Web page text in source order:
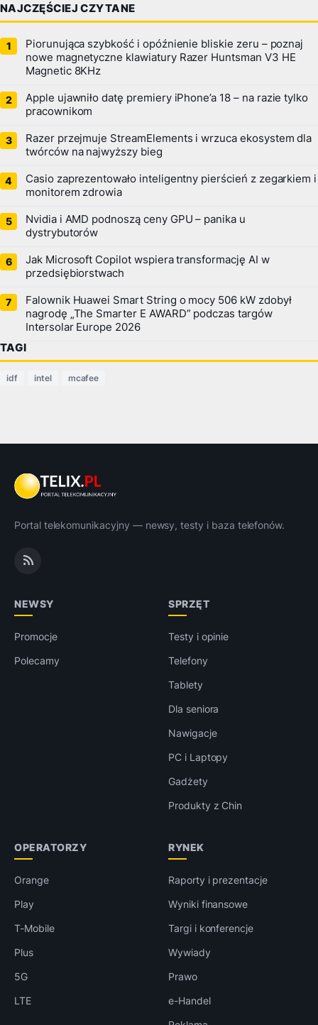
NAJCZĘŚCIEJ CZYTANE
Piorunująca szybkość i opóźnienie bliskie zeru – poznaj
nowe magnetyczne klawiatury Razer Huntsman V3 HE
Magnetic 8KHz
Apple ujawniło datę premiery iPhone’a 18 – na razie tylko
pracownikom
Razer przejmuje StreamElements i wrzuca ekosystem dla
twórców na najwyższy bieg
Casio zaprezentowało inteligentny pierścień z zegarkiem i
monitorem zdrowia
Nvidia i AMD podnoszą ceny GPU – panika u
dystrybutorów
Jak Microsoft Copilot wspiera transformację AI w
przedsiębiorstwach
Falownik Huawei Smart String o mocy 506 kW zdobył
nagrodę „The Smarter E AWARD” podczas targów
Intersolar Europe 2026
TAGI
idf intel mcafee
Portal telekomunikacyjny — newsy, testy i baza telefonów.
NEWSY
Promocje
Polecamy
SPRZĘT
Testy i opinie
Telefony
Tablety
Dla seniora
Nawigacje
PC i Laptopy
Gadżety
Produkty z Chin
OPERATORZY
Orange
Play
T-Mobile
Plus
5G
LTE
RYNEK
Raporty i prezentacje
Wyniki finansowe
Targi i konferencje
Wywiady
Prawo
e-Handel